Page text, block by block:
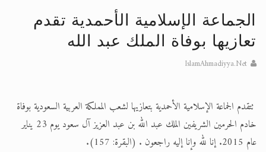
اقرأ هذا الكتاب وتعرّف على حقيقة
الحجّ.. دلالات، حِكم، وأهداف >> المزيد
اقرأ هذا المقال في أهمية عيد
الجماعة الإسلامية الأحمدية تقدم
تعازيها بوفاة الملك عبد الله
IslamAhmadiyya.Net
تتقدم الجماعة الإسلامية الأحمدية بتعازيها لشعب المملكة العربية السعودية بوفاة
خادم الحرمين الشريفين الملك عبد الله بن عبد العزيز آل سعود يوم 23 يناير
عام 2015. إنا لله وإنا إليه راجعون . (البقرة: 157).